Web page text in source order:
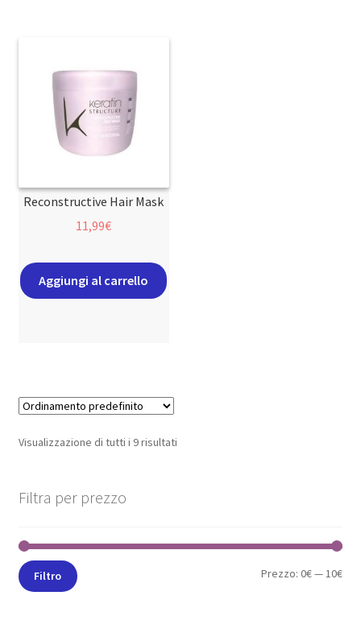
Reconstructive Hair Mask
11,99€
Aggiungi al carrello
Visualizzazione di tutti i 9 risultati
Filtra per prezzo
Filtro Prezzo:0€— 10€